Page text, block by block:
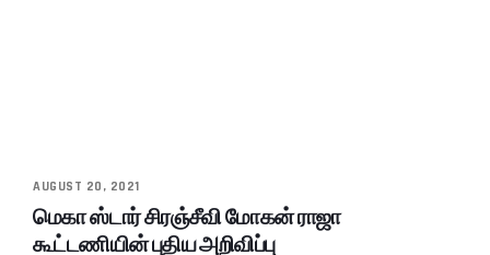
AUGUST 20, 2021
மெகா ஸ்டார் சிரஞ்சீவி மோகன் ராஜா
கூட்டணியின் புதிய அறிவிப்பு